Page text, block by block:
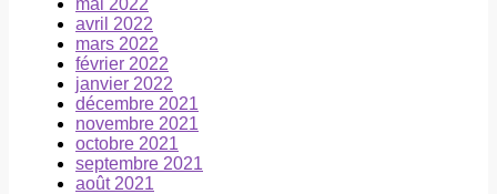
avril 2022
mars 2022
février 2022
janvier 2022
décembre 2021
novembre 2021
octobre 2021
septembre 2021
août 2021